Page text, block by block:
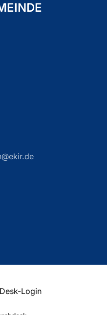
Login